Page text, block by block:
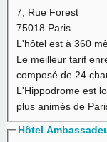
7, Rue Forest
75018 Paris
L'hôtel est à 360
Le meilleur tarif
composé de 24
L'Hippodrome est
plus animés de
Hôtel